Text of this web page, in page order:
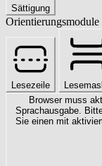
Sättigung
Orientierungsmodule
Lesezeile
Browser muss
Sprachausgabe.
Sie einen mit